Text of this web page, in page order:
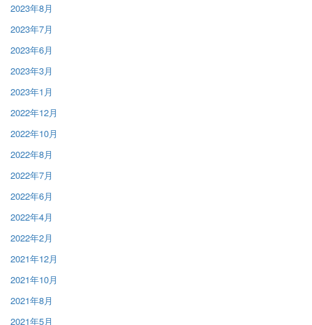
2023年8月
2023年7月
2023年6月
2023年3月
2023年1月
2022年12月
2022年10月
2022年8月
2022年7月
2022年6月
2022年4月
2022年2月
2021年12月
2021年10月
2021年8月
2021年5月